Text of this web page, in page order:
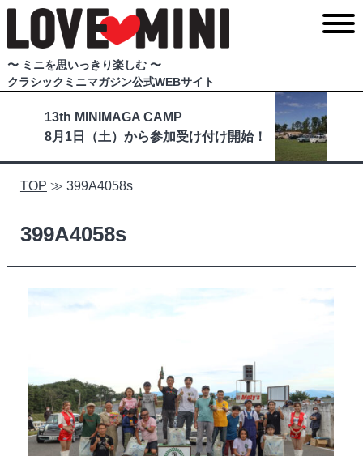
〜 ミニを思いっきり楽しむ 〜
クラシックミニマガジン公式WEBサイト
13th MINIMAGA CAMP
8月1日（土）から参加受け付け開始！
TOP ≫ 399A4058s
399A4058s